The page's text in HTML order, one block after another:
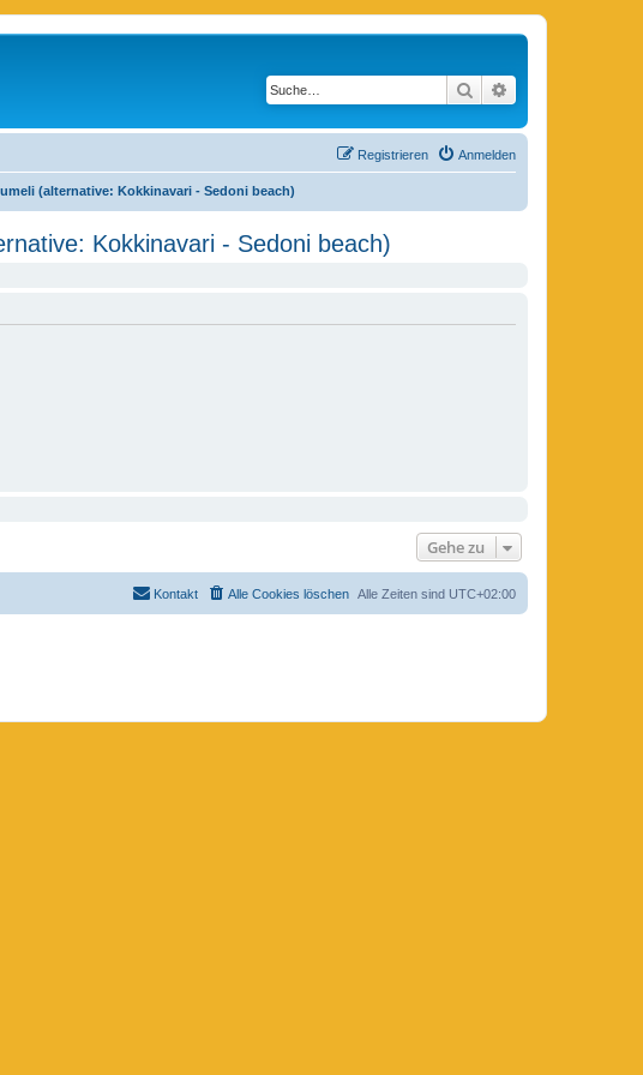
Suche
Anmelden
Registrieren
(alternative: Kokkinavari - Sedoni beach)
Kokkinavari - Sedoni beach)
Gehe zu
Alle Zeiten sind UTC+02:00
Alle Cookies löschen
Kontakt